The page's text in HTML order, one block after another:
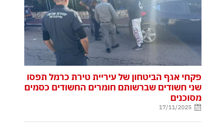
פקחי אגף הביטחון של עיריית טירת כרמל תפסו
שני חשודים שברשותם חומרים החשודים כסמים
מסוכנים
17/11/2025